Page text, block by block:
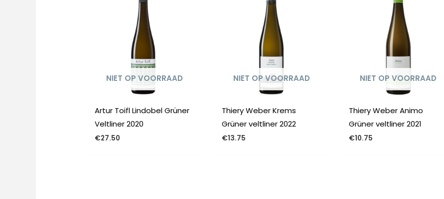
NIET OP VOORRAAD
Artur Toifl Lindobel Grüner
Veltliner 2020
€27.50
NIET OP VOORRAAD
Thiery Weber Krems
Grüner veltliner 2022
€13.75
NIET OP VOORRAAD
Thiery Weber Animo
Grüner veltliner 2021
€10.75